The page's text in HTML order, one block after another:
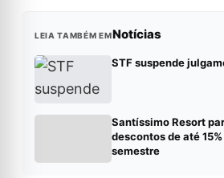
LEIA TAMBÉM EMNotícias
STF suspende
Santíssimo Resort
descontos de até
semestre